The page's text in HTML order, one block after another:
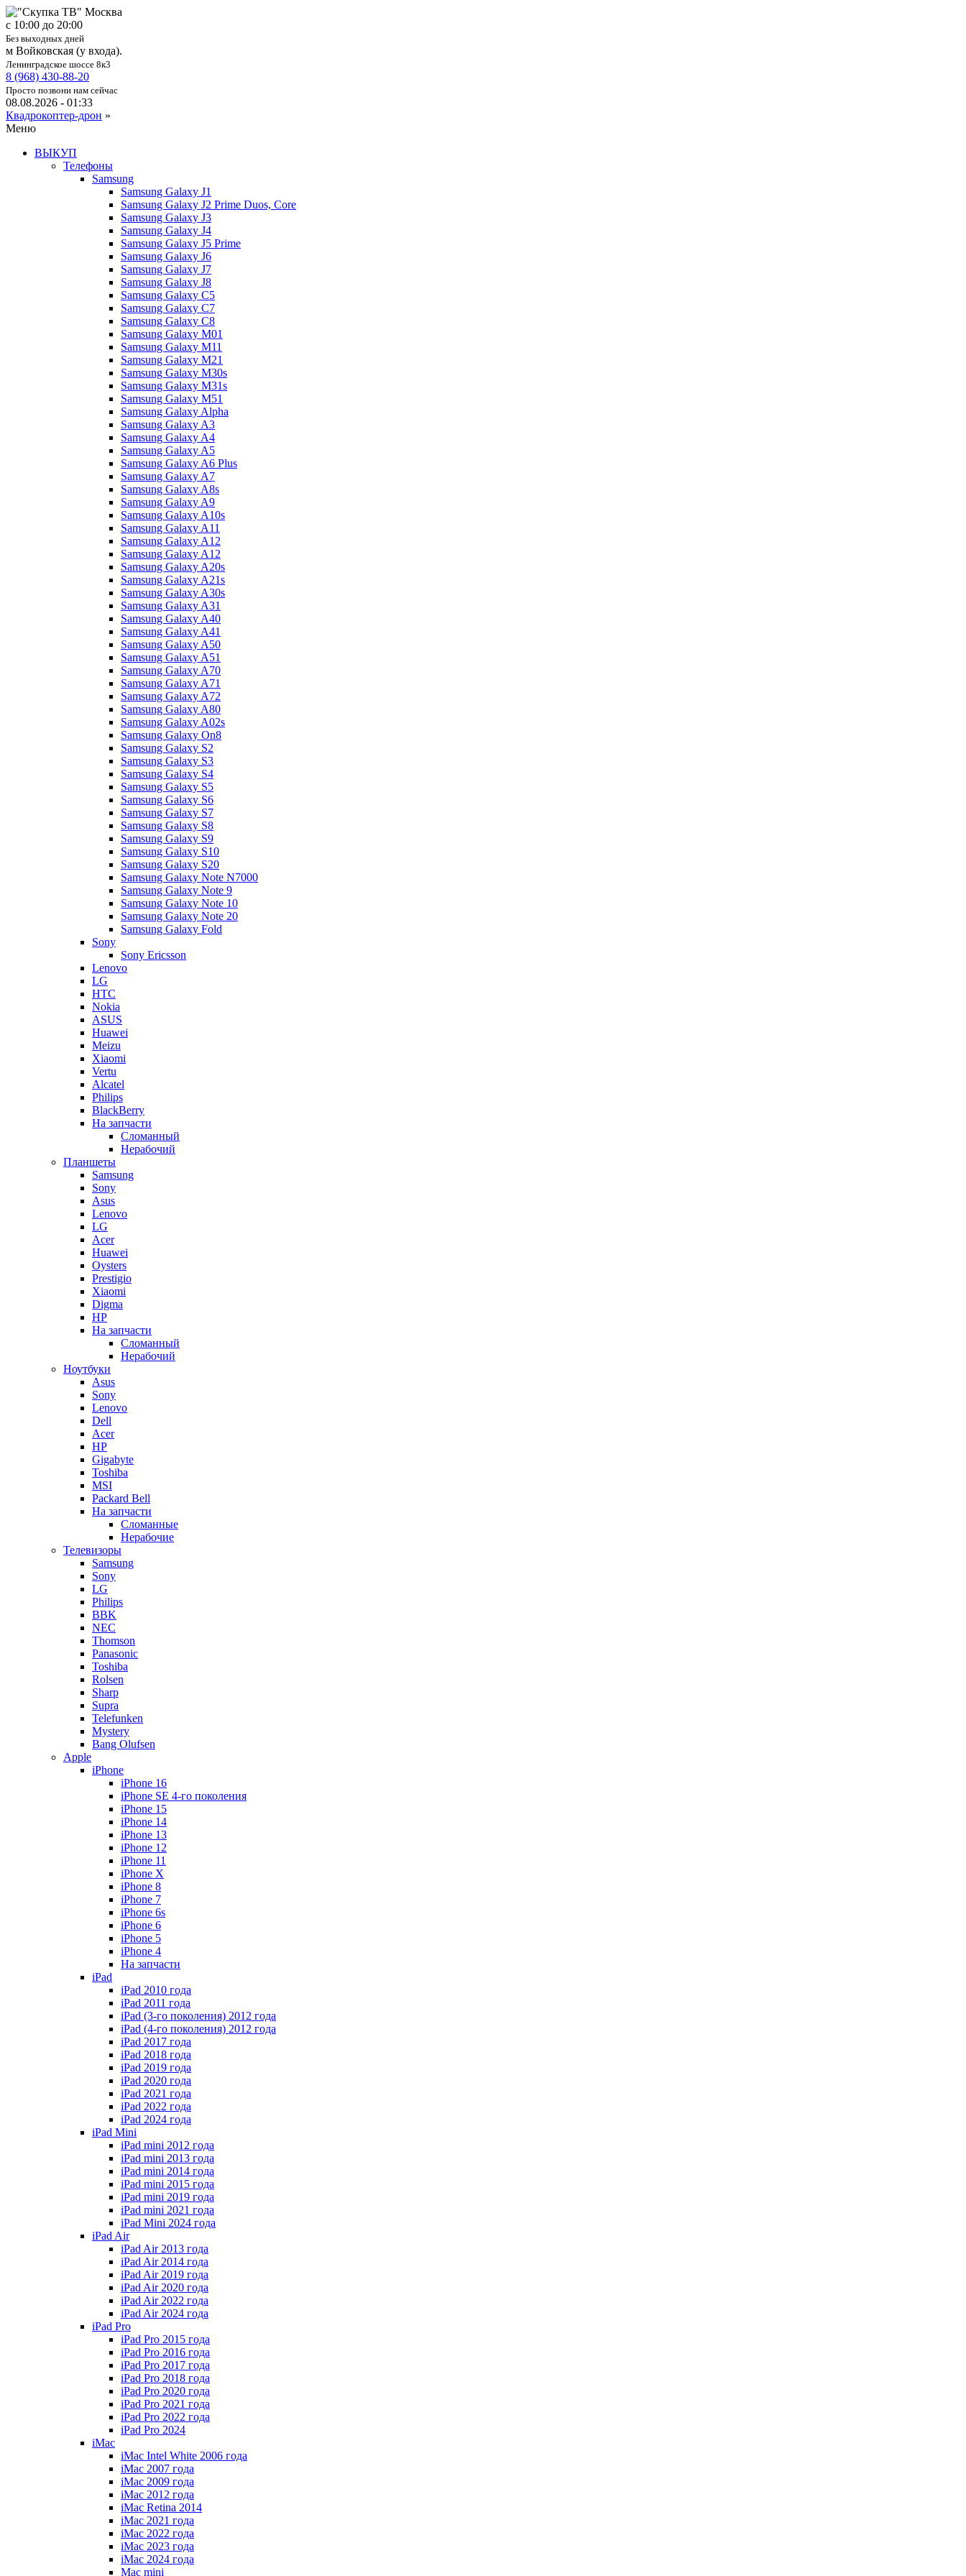
c 10:00 до 20:00
Без выходных дней
м Войковская (у входа).
Ленинградское шоссе 8к3
8 (968) 430-88-20
Просто позвони нам сейчас
08.08.2026 - 01:33
Квадрокоптер-дрон »
Меню
ВЫКУП
Телефоны
Samsung
Samsung Galaxy J1
Samsung Galaxy J2 Prime Duos, Core
Samsung Galaxy J3
Samsung Galaxy J4
Samsung Galaxy J5 Prime
Samsung Galaxy J6
Samsung Galaxy J7
Samsung Galaxy J8
Samsung Galaxy C5
Samsung Galaxy C7
Samsung Galaxy C8
Samsung Galaxy M01
Samsung Galaxy M11
Samsung Galaxy M21
Samsung Galaxy M30s
Samsung Galaxy M31s
Samsung Galaxy M51
Samsung Galaxy Alpha
Samsung Galaxy A3
Samsung Galaxy A4
Samsung Galaxy A5
Samsung Galaxy A6 Plus
Samsung Galaxy A7
Samsung Galaxy A8s
Samsung Galaxy A9
Samsung Galaxy A10s
Samsung Galaxy A11
Samsung Galaxy A12
Samsung Galaxy A12
Samsung Galaxy A20s
Samsung Galaxy A21s
Samsung Galaxy A30s
Samsung Galaxy A31
Samsung Galaxy A40
Samsung Galaxy A41
Samsung Galaxy A50
Samsung Galaxy A51
Samsung Galaxy A70
Samsung Galaxy A71
Samsung Galaxy A72
Samsung Galaxy A80
Samsung Galaxy A02s
Samsung Galaxy On8
Samsung Galaxy S2
Samsung Galaxy S3
Samsung Galaxy S4
Samsung Galaxy S5
Samsung Galaxy S6
Samsung Galaxy S7
Samsung Galaxy S8
Samsung Galaxy S9
Samsung Galaxy S10
Samsung Galaxy S20
Samsung Galaxy Note N7000
Samsung Galaxy Note 9
Samsung Galaxy Note 10
Samsung Galaxy Note 20
Samsung Galaxy Fold
Sony
Sony Ericsson
Lenovo
LG
HTC
Nokia
ASUS
Huawei
Meizu
Xiaomi
Vertu
Alcatel
Philips
BlackBerry
На запчасти
Сломанный
Нерабочий
Планшеты
Samsung
Sony
Asus
Lenovo
LG
Acer
Huawei
Oysters
Prestigio
Xiaomi
Digma
HP
На запчасти
Сломанный
Нерабочий
Ноутбуки
Asus
Sony
Lenovo
Dell
Acer
HP
Gigabyte
Toshiba
MSI
Packard Bell
На запчасти
Сломанные
Нерабочие
Телевизоры
Samsung
Sony
LG
Philips
BBK
NEC
Thomson
Panasonic
Toshiba
Rolsen
Sharp
Supra
Telefunken
Mystery
Bang Olufsen
Apple
iPhone
iPhone 16
iPhone SE 4-го поколения
iPhone 15
iPhone 14
iPhone 13
iPhone 12
iPhone 11
iPhone X
iPhone 8
iPhone 7
iPhone 6s
iPhone 6
iPhone 5
iPhone 4
На запчасти
iPad
iPad 2010 года
iPad 2011 года
iPad (3-го поколения) 2012 года
iPad (4-го поколения) 2012 года
iPad 2017 года
iPad 2018 года
iPad 2019 года
iPad 2020 года
iPad 2021 года
iPad 2022 года
iPad 2024 года
iPad Mini
iPad mini 2012 года
iPad mini 2013 года
iPad mini 2014 года
iPad mini 2015 года
iPad mini 2019 года
iPad mini 2021 года
iPad Mini 2024 года
iPad Air
iPad Air 2013 года
iPad Air 2014 года
iPad Air 2019 года
iPad Air 2020 года
iPad Air 2022 года
iPad Air 2024 года
iPad Pro
iPad Pro 2015 года
iPad Pro 2016 года
iPad Pro 2017 года
iPad Pro 2018 года
iPad Pro 2020 года
iPad Pro 2021 года
iPad Pro 2022 года
iPad Pro 2024
iMac
iMac Intel White 2006 года
iMac 2007 года
iMac 2009 года
iMac 2012 года
iMac Retina 2014
iMac 2021 года
iMac 2022 года
iMac 2023 года
iMac 2024 года
Mac mini